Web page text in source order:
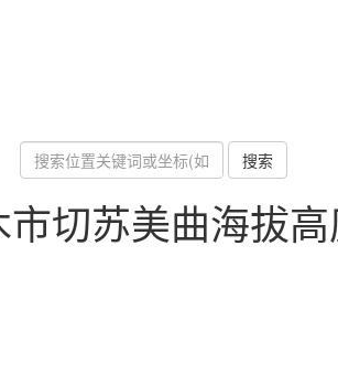
搜索
切苏美曲海拔